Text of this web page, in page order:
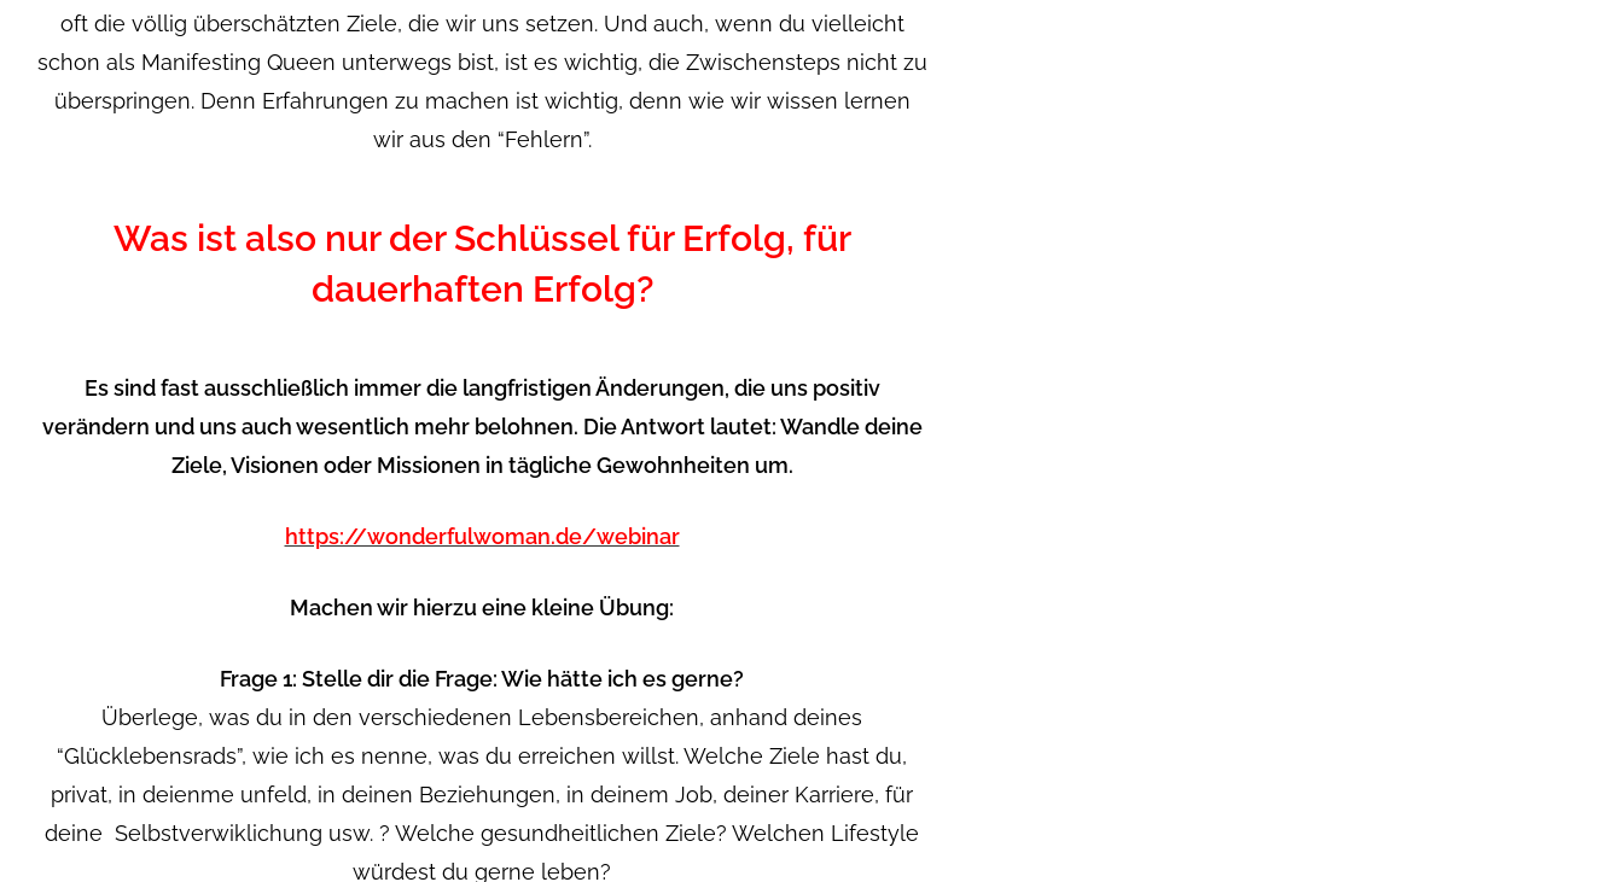
oft die völlig überschätzten Ziele, die wir uns setzen. Und auch, wenn du vielleicht
schon als Manifesting Queen unterwegs bist, ist es wichtig, die Zwischensteps nicht zu
überspringen. Denn Erfahrungen zu machen ist wichtig, denn wie wir wissen lernen
wir aus den “Fehlern”.
Was ist also nur der Schlüssel für Erfolg, für
dauerhaften Erfolg?
Es sind fast ausschließlich immer die langfristigen Änderungen, die uns positiv
verändern und uns auch wesentlich mehr belohnen. Die Antwort lautet: Wandle deine
Ziele, Visionen oder Missionen in tägliche Gewohnheiten um.
https://wonderfulwoman.de/webinar
Machen wir hierzu eine kleine Übung:
Frage 1: Stelle dir die Frage: Wie hätte ich es gerne?
Überlege, was du in den verschiedenen Lebensbereichen, anhand deines
“Glücklebensrads”, wie ich es nenne, was du erreichen willst. Welche Ziele hast du,
privat, in deienme unfeld, in deinen Beziehungen, in deinem Job, deiner Karriere, für
deine Selbstverwiklichung usw. ? Welche gesundheitlichen Ziele? Welchen Lifestyle
würdest du gerne leben?